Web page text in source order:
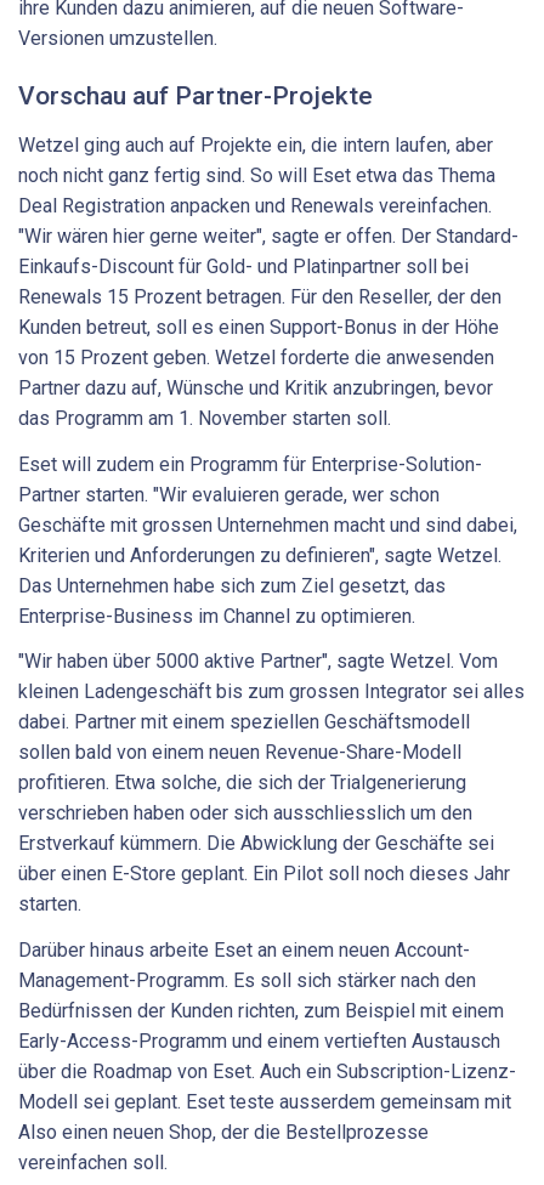
ihre Kunden dazu animieren, auf die neuen Software-
Versionen umzustellen.
Vorschau auf Partner-Projekte
Wetzel ging auch auf Projekte ein, die intern laufen, aber
noch nicht ganz fertig sind. So will Eset etwa das Thema
Deal Registration anpacken und Renewals vereinfachen.
"Wir wären hier gerne weiter", sagte er offen. Der Standard-
Einkaufs-Discount für Gold- und Platinpartner soll bei
Renewals 15 Prozent betragen. Für den Reseller, der den
Kunden betreut, soll es einen Support-Bonus in der Höhe
von 15 Prozent geben. Wetzel forderte die anwesenden
Partner dazu auf, Wünsche und Kritik anzubringen, bevor
das Programm am 1. November starten soll.
Eset will zudem ein Programm für Enterprise-Solution-
Partner starten. "Wir evaluieren gerade, wer schon
Geschäfte mit grossen Unternehmen macht und sind dabei,
Kriterien und Anforderungen zu definieren", sagte Wetzel.
Das Unternehmen habe sich zum Ziel gesetzt, das
Enterprise-Business im Channel zu optimieren.
"Wir haben über 5000 aktive Partner", sagte Wetzel. Vom
kleinen Ladengeschäft bis zum grossen Integrator sei alles
dabei. Partner mit einem speziellen Geschäftsmodell
sollen bald von einem neuen Revenue-Share-Modell
profitieren. Etwa solche, die sich der Trialgenerierung
verschrieben haben oder sich ausschliesslich um den
Erstverkauf kümmern. Die Abwicklung der Geschäfte sei
über einen E-Store geplant. Ein Pilot soll noch dieses Jahr
starten.
Darüber hinaus arbeite Eset an einem neuen Account-
Management-Programm. Es soll sich stärker nach den
Bedürfnissen der Kunden richten, zum Beispiel mit einem
Early-Access-Programm und einem vertieften Austausch
über die Roadmap von Eset. Auch ein Subscription-Lizenz-
Modell sei geplant. Eset teste ausserdem gemeinsam mit
Also einen neuen Shop, der die Bestellprozesse
vereinfachen soll.